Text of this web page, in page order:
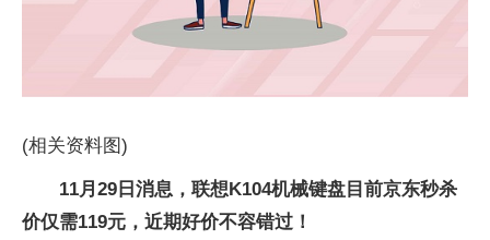
(相关资料图)
11月29日消息，联想K104机械键盘目前京东秒杀
价仅需119元，近期好价不容错过！